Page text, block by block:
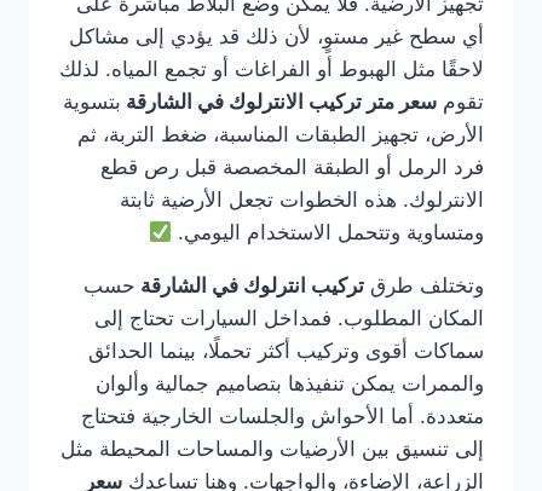
أي سطح غير مستوٍ، لأن ذلك قد يؤدي إلى مشاكل
لاحقًا مثل الهبوط أو الفراغات أو تجمع المياه. لذلك
تقوم سعر متر تركيب الانترلوك في الشارقة بتسوية
الأرض، تجهيز الطبقات المناسبة، ضغط التربة، ثم
فرد الرمل أو الطبقة المخصصة قبل رص قطع
الانترلوك. هذه الخطوات تجعل الأرضية ثابتة
ومتساوية وتتحمل الاستخدام اليومي.
وتختلف طرق تركيب انترلوك في الشارقة حسب
المكان المطلوب. فمداخل السيارات تحتاج إلى
سماكات أقوى وتركيب أكثر تحملًا، بينما الحدائق
والممرات يمكن تنفيذها بتصاميم جمالية وألوان
متعددة. أما الأحواش والجلسات الخارجية فتحتاج
إلى تنسيق بين الأرضيات والمساحات المحيطة مثل
الزراعة، الإضاءة، والواجهات. وهنا تساعدك سعر